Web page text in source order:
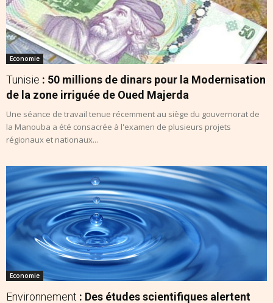
Economie
Tunisie : 50 millions de dinars pour la Modernisation
de la zone irriguée de Oued Majerda
Une séance de travail tenue récemment au siège du gouvernorat de
la Manouba a été consacrée à l'examen de plusieurs projets
régionaux et nationaux...
Economie
Environnement : Des études scientifiques alertent